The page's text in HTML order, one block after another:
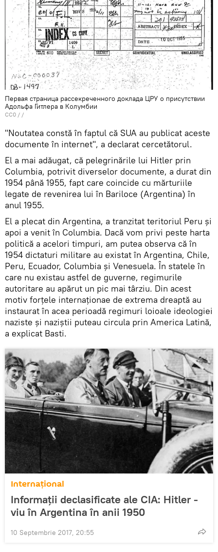
Первая страница рассекреченного доклада ЦРУ о присутствии
Адольфа Гитлера в Колумбии
CC0 / /
"Noutatea constă în faptul că SUA au publicat aceste
documente în internet", a declarat cercetătorul.
El a mai adăugat, că pelegrinările lui Hitler prin
Columbia, potrivit diverselor documente, a durat din
1954 până 1955, fapt care coincide cu mărturiile
legate de revenirea lui în Bariloce (Argentina) în
anul 1955.
El a plecat din Argentina, a tranzitat teritoriul Peru și
apoi a venit în Columbia. Dacă vom privi peste harta
politică a acelori timpuri, am putea observa că în
1954 dictaturi militare au existat în Argentina, Chile,
Peru, Ecuador, Columbia și Venesuela. În statele în
care nu existau astfel de guverne, regimurile
autoritare au apărut un pic mai târziu. Din acest
motiv forțele internaționae de extrema dreaptă au
instaurat în acea perioadă regimuri loioale ideologiei
naziste și naziștii puteau circula prin America Latină,
a explicat Basti.
Internaţional
Informații declasificate ale CIA: Hitler -
viu în Argentina în anii 1950
10 Septembrie 2017, 20:55